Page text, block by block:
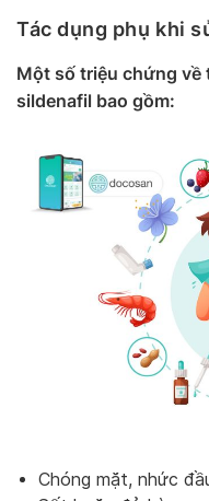
Tác dụng phụ khi
Một số triệu chứng về
sildenafil bao gồm:
Chóng mặt, nhức